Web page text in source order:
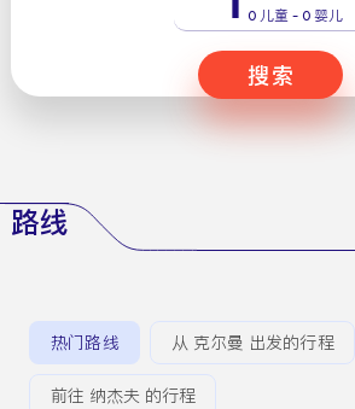
0 儿童 - 0 婴儿
搜索
路线
热门路线 从 克尔曼 出发的行程
前往 纳杰夫 的行程